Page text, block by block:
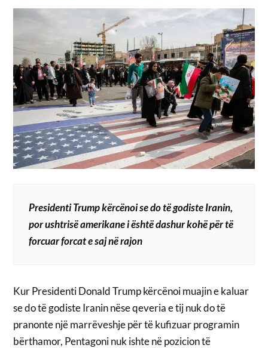
Presidenti Trump kërcënoi se do të godiste Iranin,
por ushtrisë amerikane i është dashur kohë për të
forcuar forcat e saj në rajon
Kur Presidenti Donald Trump kërcënoi muajin e kaluar
se do të godiste Iranin nëse qeveria e tij nuk do të
pranonte një marrëveshje për të kufizuar programin
bërthamor, Pentagoni nuk ishte në pozicion të